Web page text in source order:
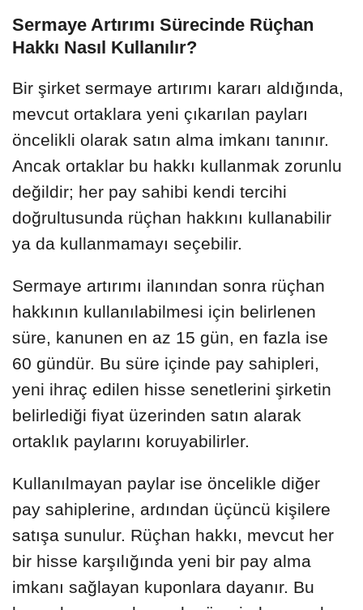
Sermaye Artırımı Sürecinde Rüçhan
Hakkı Nasıl Kullanılır?
Bir şirket sermaye artırımı kararı aldığında,
mevcut ortaklara yeni çıkarılan payları
öncelikli olarak satın alma imkanı tanınır.
Ancak ortaklar bu hakkı kullanmak zorunlu
değildir; her pay sahibi kendi tercihi
doğrultusunda rüçhan hakkını kullanabilir
ya da kullanmamayı seçebilir.
Sermaye artırımı ilanından sonra rüçhan
hakkının kullanılabilmesi için belirlenen
süre, kanunen en az 15 gün, en fazla ise
60 gündür. Bu süre içinde pay sahipleri,
yeni ihraç edilen hisse senetlerini şirketin
belirlediği fiyat üzerinden satın alarak
ortaklık paylarını koruyabilirler.
Kullanılmayan paylar ise öncelikle diğer
pay sahiplerine, ardından üçüncü kişilere
satışa sunulur. Rüçhan hakkı, mevcut her
bir hisse karşılığında yeni bir pay alma
imkanı sağlayan kuponlara dayanır. Bu